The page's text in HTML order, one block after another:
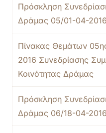
Πρόσκληση
Δράμας 05/01-04-2016
Πίνακας Θεμάτων
2016 Συνεδρίασης
Κοινότητας Δράμας
Πρόσκληση
Δράμας 06/18-04-2016